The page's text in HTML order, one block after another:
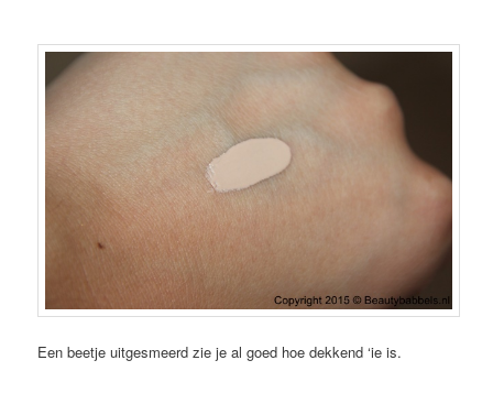
Een beetje uitgesmeerd zie je al goed hoe dekkend ‘ie is.